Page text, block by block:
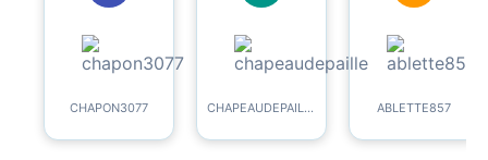
CHAPON3077 CHAPEAUDEPAILLE ABLETTE857